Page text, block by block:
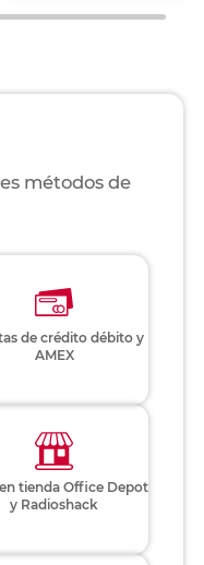
métodos de
de crédito débito y
AMEX
tienda Office Depot
y Radioshack